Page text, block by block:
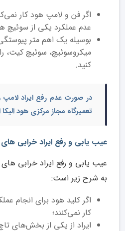
اگر فن و لامپ هود کار
عدم عملکرد یکی از
بوسیله یک اهم متر
میکروسوئیچ، سوئیچ کیت،
کنید.
در صورت عدم رفع ایراد
تعمیرگاه مجاز مرکزی هود الیکا
عیب یابی و رفع ایراد خرابی های
عیب یابی و رفع ایراد خرابی
به شرح زیر است:
اگر کلید هود برای انجام
کار نمی‌کنند؛